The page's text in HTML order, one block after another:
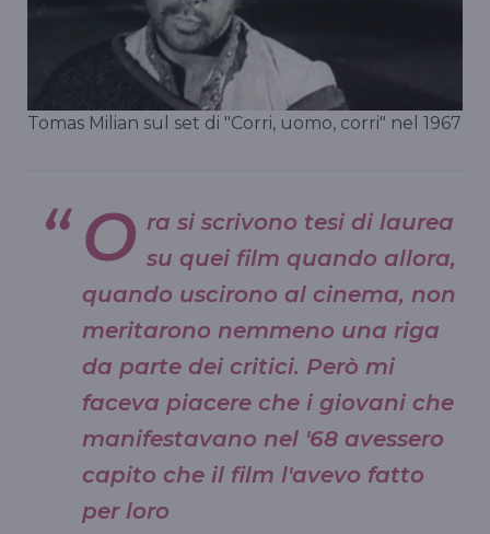
Tomas Milian sul set di "Corri, uomo, corri" nel 1967
O ra si scrivono tesi di laurea
su quei film quando allora,
quando uscirono al cinema, non
meritarono nemmeno una riga
da parte dei critici. Però mi
faceva piacere che i giovani che
manifestavano nel '68 avessero
capito che il film l'avevo fatto
per loro